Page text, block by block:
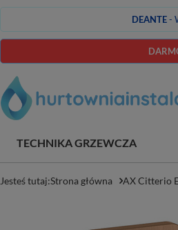
DEANTE-
TECHNIKA GRZEWCZA
Jesteś tutaj:Strona główna AX Citterio